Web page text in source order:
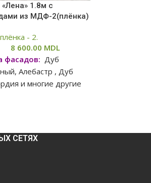
«Лена» 1.8м с
из МДФ-2(плёнка)
- 2.
8 600.00 MDL
фасадов: Дуб
Алебастр , Дуб
и многие другие
в
от реальных цен,
вас уточнять цену у
СЕТЯХ